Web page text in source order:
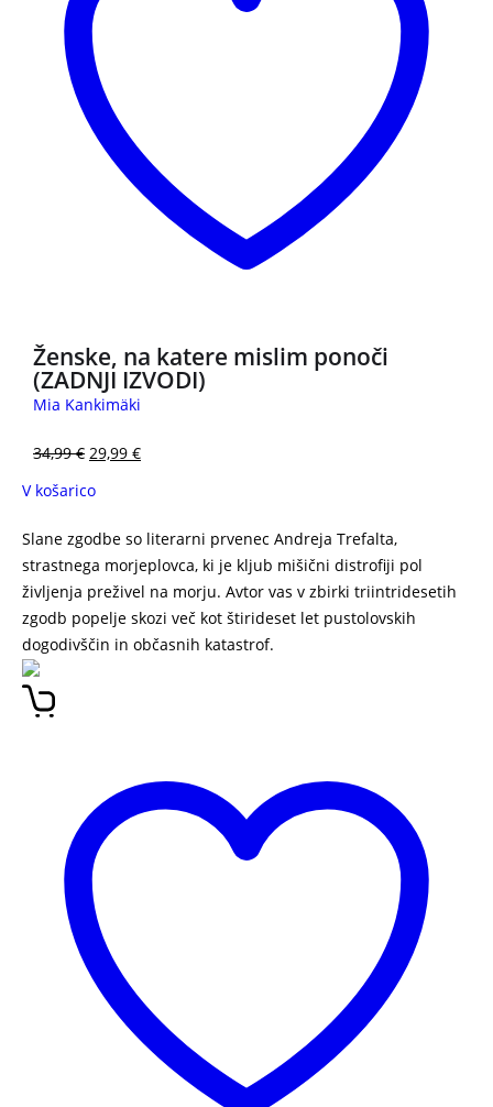
Ženske, na katere mislim ponoči
(ZADNJI IZVODI)
Mia Kankimäki
34,99€ 29,99 €
V košarico
Slane zgodbe so literarni prvenec Andreja Trefalta,
strastnega morjeplovca, ki je kljub mišični distrofiji pol
življenja preživel na morju. Avtor vas v zbirki triintridesetih
zgodb popelje skozi več kot štirideset let pustolovskih
dogodivščin in občasnih katastrof.